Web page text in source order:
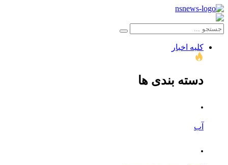
کلیه اخبار
دسته بندی ها
.
آب
.